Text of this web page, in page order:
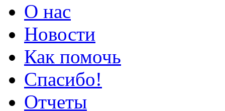
О нас
Новости
Как помочь
Спасибо!
Отчеты